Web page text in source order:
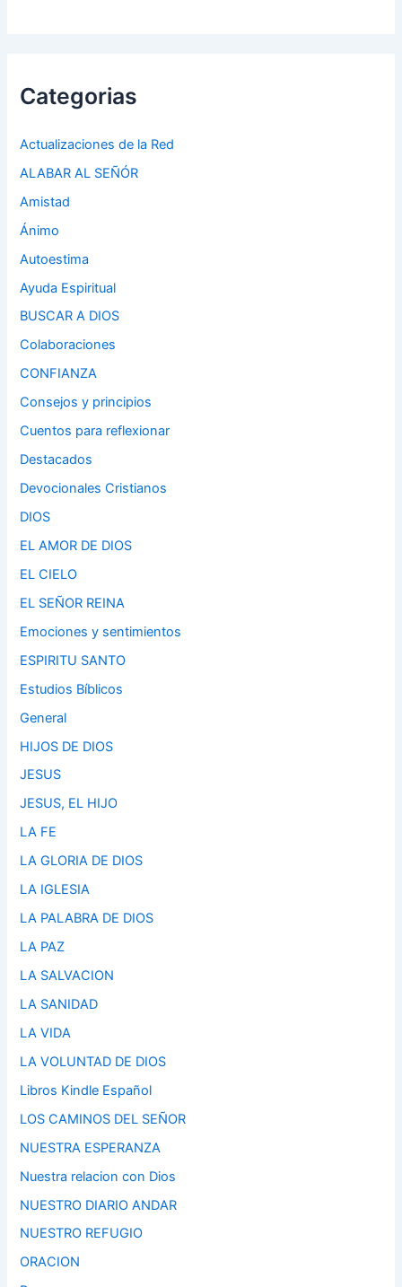
Categorias
Actualizaciones de la Red
ALABAR AL SEÑÓR
Amistad
Ánimo
Autoestima
Ayuda Espiritual
BUSCAR A DIOS
Colaboraciones
CONFIANZA
Consejos y principios
Cuentos para reflexionar
Destacados
Devocionales Cristianos
DIOS
EL AMOR DE DIOS
EL CIELO
EL SEÑOR REINA
Emociones y sentimientos
ESPIRITU SANTO
Estudios Bíblicos
General
HIJOS DE DIOS
JESUS
JESUS, EL HIJO
LA FE
LA GLORIA DE DIOS
LA IGLESIA
LA PALABRA DE DIOS
LA PAZ
LA SALVACION
LA SANIDAD
LA VIDA
LA VOLUNTAD DE DIOS
Libros Kindle Español
LOS CAMINOS DEL SEÑOR
NUESTRA ESPERANZA
Nuestra relacion con Dios
NUESTRO DIARIO ANDAR
NUESTRO REFUGIO
ORACION